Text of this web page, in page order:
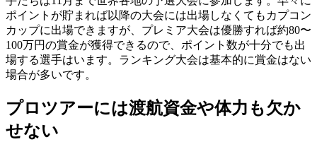
ポイントが貯まれば以降の大会には出場しなくてもカプコン
カップに出場できますが、プレミア大会は優勝すれば約80〜
100万円の賞金が獲得できるので、ポイント数が十分でも出
場する選手はいます。ランキング大会は基本的に賞金はない
場合が多いです。
プロツアーには渡航資金や体力も欠か
せない